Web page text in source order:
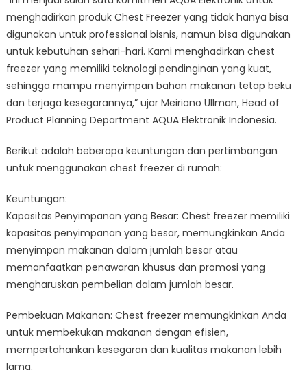
menghadirkan produk Chest Freezer yang tidak hanya bisa
digunakan untuk professional bisnis, namun bisa digunakan
untuk kebutuhan sehari-hari. Kami menghadirkan chest
freezer yang memiliki teknologi pendinginan yang kuat,
sehingga mampu menyimpan bahan makanan tetap beku
dan terjaga kesegarannya,” ujar Meiriano Ullman, Head of
Product Planning Department AQUA Elektronik Indonesia.
Berikut adalah beberapa keuntungan dan pertimbangan
untuk menggunakan chest freezer di rumah:
Keuntungan:
Kapasitas Penyimpanan yang Besar: Chest freezer memiliki
kapasitas penyimpanan yang besar, memungkinkan Anda
menyimpan makanan dalam jumlah besar atau
memanfaatkan penawaran khusus dan promosi yang
mengharuskan pembelian dalam jumlah besar.
Pembekuan Makanan: Chest freezer memungkinkan Anda
untuk membekukan makanan dengan efisien,
mempertahankan kesegaran dan kualitas makanan lebih
lama.